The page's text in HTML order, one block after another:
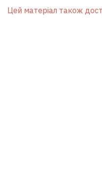
Цей матеріал також